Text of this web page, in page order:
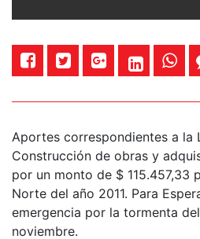
Aportes correspondientes a la
Construcción de obras y
por un monto de $ 115.457,33
Norte del año 2011. Para
emergencia por la tormenta
noviembre.